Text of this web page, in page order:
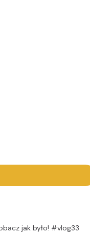
jak było! #vlog33